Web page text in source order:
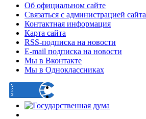
Об официальном сайте
Связаться с администрацией сайта
Контактная информация
Карта сайта
RSS-подписка на новости
E-mail подписка на новости
Мы в Вконтакте
Мы в Одноклассниках